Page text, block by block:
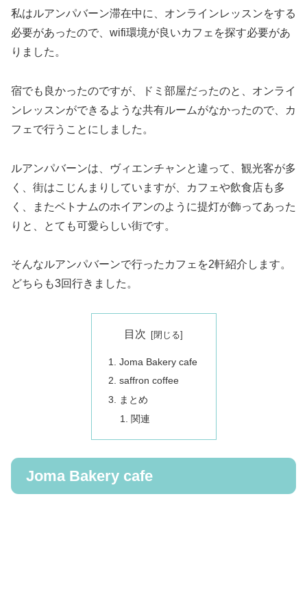
私はルアンパバーン滞在中に、オンラインレッスンをする
必要があったので、wifi環境が良いカフェを探す必要があ
りました。
宿でも良かったのですが、ドミ部屋だったのと、オンライ
ンレッスンができるような共有ルームがなかったので、カ
フェで行うことにしました。
ルアンパバーンは、ヴィエンチャンと違って、観光客が多
く、街はこじんまりしていますが、カフェや飲食店も多
く、またベトナムのホイアンのように提灯が飾ってあった
りと、とても可愛らしい街です。
そんなルアンパバーンで行ったカフェを2軒紹介します。
どちらも3回行きました。
目次
Joma Bakery cafe
saffron coffee
まとめ
関連
Joma Bakery cafe